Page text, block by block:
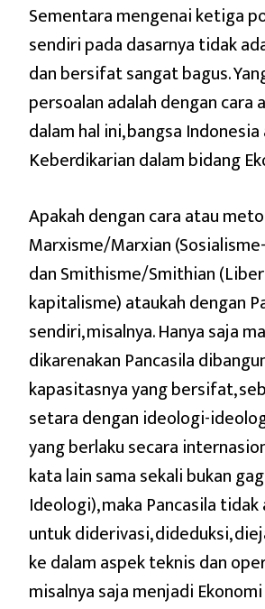
Sementara mengenai ketiga
sendiri pada dasarnya tidak
dan bersifat sangat bagus.
persoalan adalah dengan cara
dalam hal ini, bangsa
Keberdikarian dalam bidang
Apakah dengan cara atau
Marxisme/Marxian
dan Smithisme/Smithian
kapitalisme) ataukah dengan
sendiri, misalnya. Hanya saja
dikarenakan Pancasila
kapasitasnya yang bersifat,
setara dengan ideologi-
yang berlaku secara
kata lain sama sekali bukan
Ideologi), maka Pancasila
untuk diderivasi, dideduksi,
ke dalam aspek teknis dan
misalnya saja menjadi